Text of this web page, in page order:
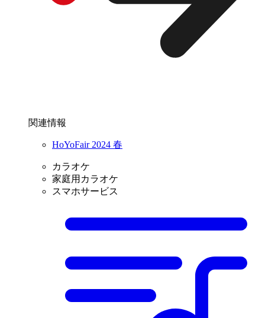
関連情報
HoYoFair 2024 春
カラオケ
家庭用カラオケ
スマホサービス